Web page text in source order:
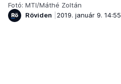
Fotó: MTI/Máthé Zoltán
Röviden
2019. január 9. 14:55